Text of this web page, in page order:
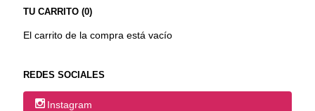
TU CARRITO (0)
El carrito de la compra está vacío
REDES SOCIALES
Instagram